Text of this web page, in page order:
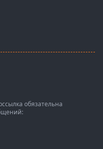
обязательна